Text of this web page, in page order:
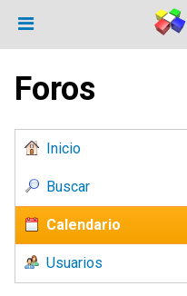
Foros
Inicio
Buscar
Calendario
Usuarios